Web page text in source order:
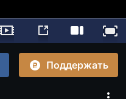
Поддержать